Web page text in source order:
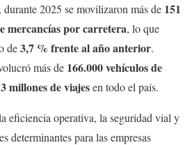
2025 se movilizaron más de 151
mercancías por carretera, lo que
de3,7 % frente al año anterior.
más de 166.000 vehículos de
millones de viajesen todo el país.
eficiencia operativa, la seguridad vial y
determinantes para las empresas